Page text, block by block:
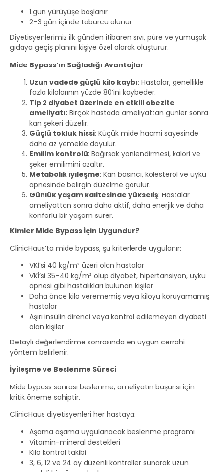
1.gün yürüyüşe başlanır
2–3 gün içinde taburcu olunur
Diyetisyenlerimiz ilk günden itibaren sıvı, püre ve yumuşak
gıdaya geçiş planını kişiye özel olarak oluşturur.
Mide Bypass’ın Sağladığı Avantajlar
Uzun vadede güçlü kilo kaybı: Hastalar, genellikle
fazla kilolarının yüzde 80’ini kaybeder.
Tip 2 diyabet üzerinde en etkili obezite
ameliyatı: Birçok hastada ameliyattan günler sonra
kan şekeri düzelir.
Güçlü tokluk hissi: Küçük mide hacmi sayesinde
daha az yemekle doyulur.
Emilim kontrolü: Bağırsak yönlendirmesi, kalori ve
şeker emilimini azaltır.
Metabolik iyileşme: Kan basıncı, kolesterol ve uyku
apnesinde belirgin düzelme görülür.
Günlük yaşam kalitesinde yükseliş: Hastalar
ameliyattan sonra daha aktif, daha enerjik ve daha
konforlu bir yaşam sürer.
Kimler Mide Bypass İçin Uygundur?
ClinicHaus’ta mide bypass, şu kriterlerde uygulanır:
VKİ’si 40 kg/m² üzeri olan hastalar
VKİ’si 35–40 kg/m² olup diyabet, hipertansiyon, uyku
apnesi gibi hastalıkları bulunan kişiler
Daha önce kilo verememiş veya kiloyu koruyamamış
hastalar
Aşırı insülin direnci veya kontrol edilemeyen diyabeti
olan kişiler
Detaylı değerlendirme sonrasında en uygun cerrahi
yöntem belirlenir.
İyileşme ve Beslenme Süreci
Mide bypass sonrası beslenme, ameliyatın başarısı için
kritik öneme sahiptir.
ClinicHaus diyetisyenleri her hastaya:
Aşama aşama uygulanacak beslenme programı
Vitamin-mineral destekleri
Kilo kontrol takibi
3, 6, 12 ve 24 ay düzenli kontroller sunarak uzun